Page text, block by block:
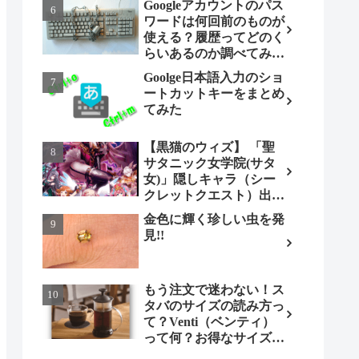
Googleアカウントのパス
ワードは何回前のものが
使える？履歴ってどのく
らいあるのか調べてみま
Goolge日本語入力のショ
ートカットキーをまとめ
てみた
【黒猫のウィズ】 「聖
サタニック女学院(サタ
女)」隠しキャラ（シー
クレットクエスト）出現
条件とは（ノーマル編）
金色に輝く珍しい虫を発
見!!
もう注文で迷わない！ス
タバのサイズの読み方っ
て？Venti（ベンティ）
って何？お得なサイズも